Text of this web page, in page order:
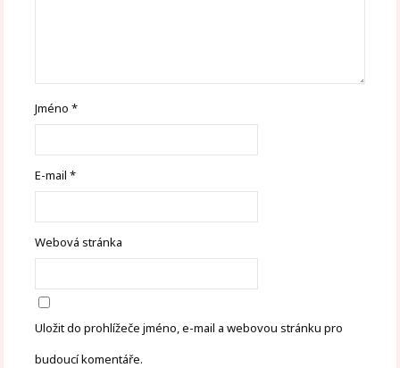
Jméno*
E-mail*
Webová stránka
Uložit do prohlížeče jméno, e-mail a webovou stránku pro
budoucí komentáře.